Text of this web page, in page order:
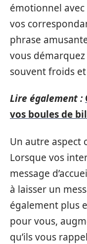
émotionnel avec
vos
phrase
vous
souvent froids
Lire également :
vos boules de
Un autre aspect
Lorsque vos
message
à laisser un
également plus
pour vous,
qu’ils vous